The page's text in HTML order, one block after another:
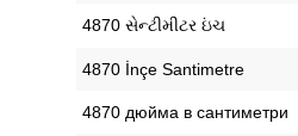
‎4870 સેન્ટીમીટર ઇંચ
‎4870 İnçe Santimetre
‎4870 дюйма в сантиметри